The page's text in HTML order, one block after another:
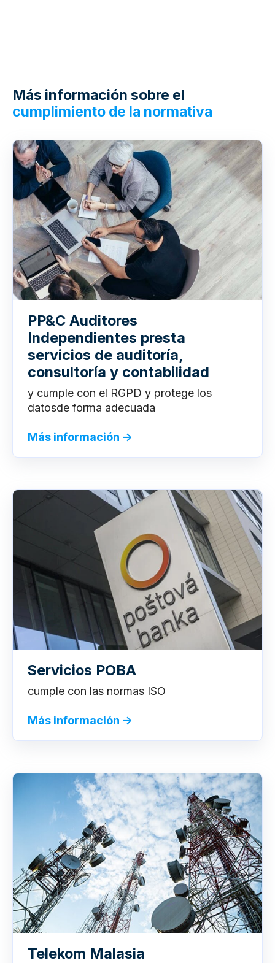
Más información sobre el
cumplimiento de la normativa
PP&C Auditores
Independientes presta
servicios de auditoría,
consultoría y contabilidad
y cumple con el RGPD y protege los
datosde forma adecuada
Más información →
Servicios POBA
cumple con las normas ISO
Más información →
Telekom Malasia